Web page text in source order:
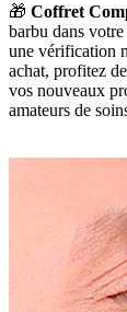
🎁 Coffret
barbu dans
une vérification
achat, profitez
vos nouveaux
amateurs de